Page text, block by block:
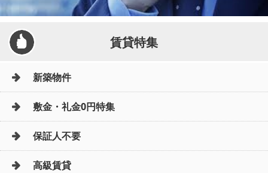
賃貸特集
新築物件
敷金・礼金0円特集
保証人不要
高級賃貸